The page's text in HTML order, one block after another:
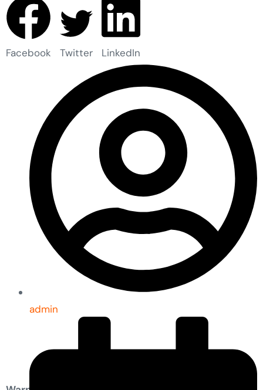
Facebook Twitter LinkedIn
admin